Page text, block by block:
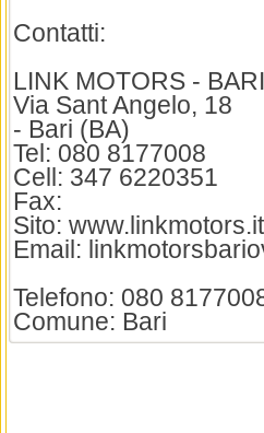
Contatti:
LINK MOTORS -
Via Sant Angelo, 18
- Bari (BA)
Tel: 080 8177008
Cell: 347 6220351
Fax:
Sito: www.linkmotors.it
Email:
Telefono: 080
Comune: Bari